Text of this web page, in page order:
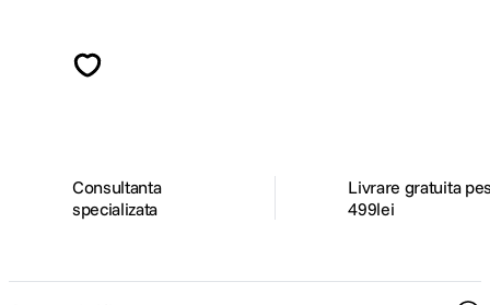
Consultanta
specializata
Livrare gratuita
499lei